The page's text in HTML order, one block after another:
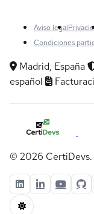
Aviso legal
Condiciones
Madrid, España
español
© 2026 CertiDevs.